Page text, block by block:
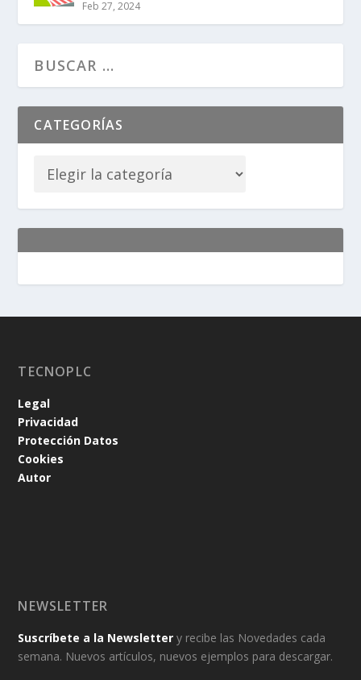
Feb 27, 2024
CATEGORÍAS
TECNOPLC
Legal
Privacidad
Protección Datos
Cookies
Autor
NEWSLETTER
Suscríbete a la Newsletter y recibe las Novedades cada
semana. Nuevos artículos, nuevos ejemplos para descargar.